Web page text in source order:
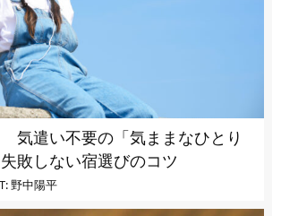
気遣い不要の「気ままなひとり
敗しない宿選びのコツ
野中陽平